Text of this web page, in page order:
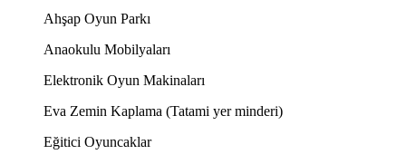
Ahşap Oyun Parkı
Anaokulu Mobilyaları
Elektronik Oyun Makinaları
Eva Zemin Kaplama (Tatami yer minderi)
Eğitici Oyuncaklar